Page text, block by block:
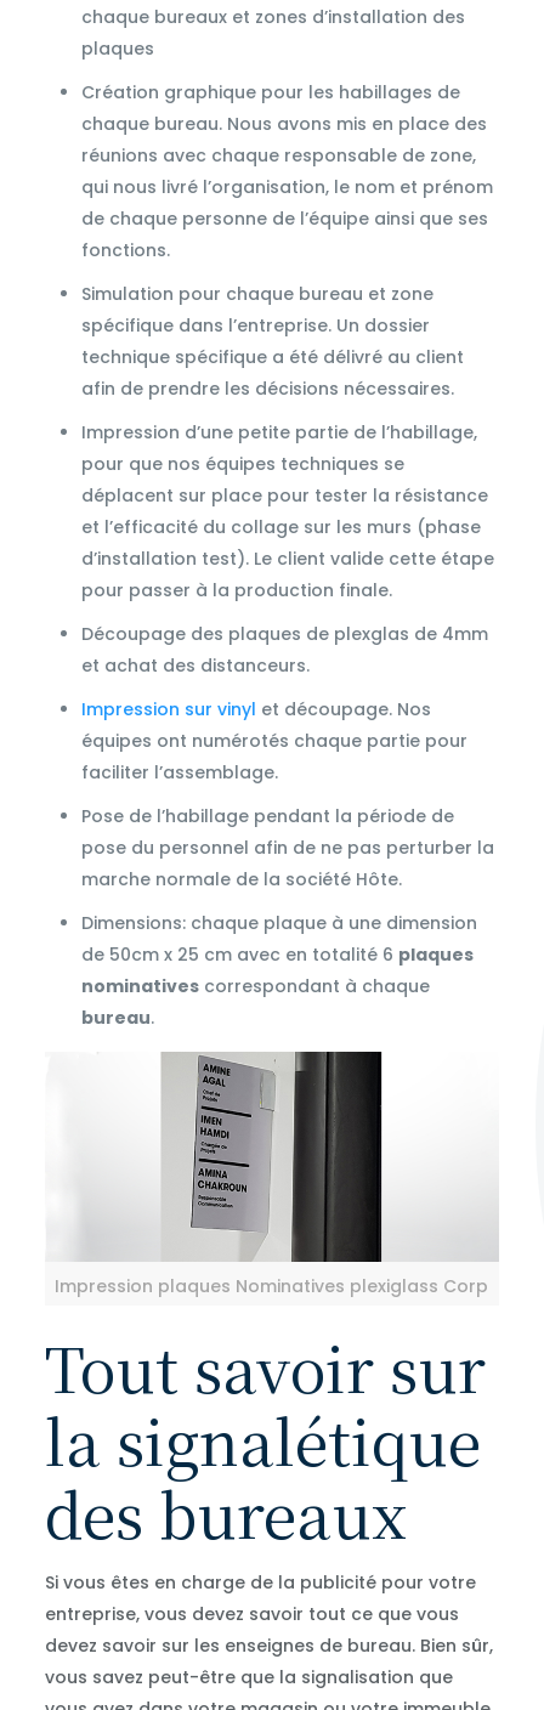
chaque bureaux et zones d’installation des
plaques
Création graphique pour les habillages de
chaque bureau. Nous avons mis en place des
réunions avec chaque responsable de zone,
qui nous livré l’organisation, le nom et prénom
de chaque personne de l’équipe ainsi que ses
fonctions.
Simulation pour chaque bureau et zone
spécifique dans l’entreprise. Un dossier
technique spécifique a été délivré au client
afin de prendre les décisions nécessaires.
Impression d’une petite partie de l’habillage,
pour que nos équipes techniques se
déplacent sur place pour tester la résistance
et l’efficacité du collage sur les murs (phase
d’installation test). Le client valide cette étape
pour passer à la production finale.
Découpage des plaques de plexglas de 4mm
et achat des distanceurs.
Impression sur vinyl et découpage. Nos
équipes ont numérotés chaque partie pour
faciliter l’assemblage.
Pose de l’habillage pendant la période de
pose du personnel afin de ne pas perturber la
marche normale de la société Hôte.
Dimensions: chaque plaque à une dimension
de 50cm x 25 cm avec en totalité 6 plaques
nominativescorrespondant à chaque
bureau.
Impression plaques Nominatives plexiglass Corp
Tout savoir sur
la signalétique
des bureaux
Si vous êtes en charge de la publicité pour votre
entreprise, vous devez savoir tout ce que vous
devez savoir sur les enseignes de bureau. Bien sûr,
vous savez peut-être que la signalisation que